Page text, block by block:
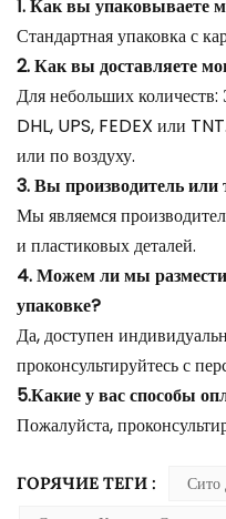
1. Как вы упаковываете
Стандартная упаковка с
2. Как вы доставляете
Для небольших количеств:
DHL, UPS, FEDEX или
или по воздуху.
3. Вы производитель или
Мы являемся
и пластиковых деталей.
4. Можем ли мы
упаковке?
Да, доступен
проконсультируйтесь с
5.Какие у вас способы
Пожалуйста,
ГОРЯЧИЕ ТЕГИ :
Сито